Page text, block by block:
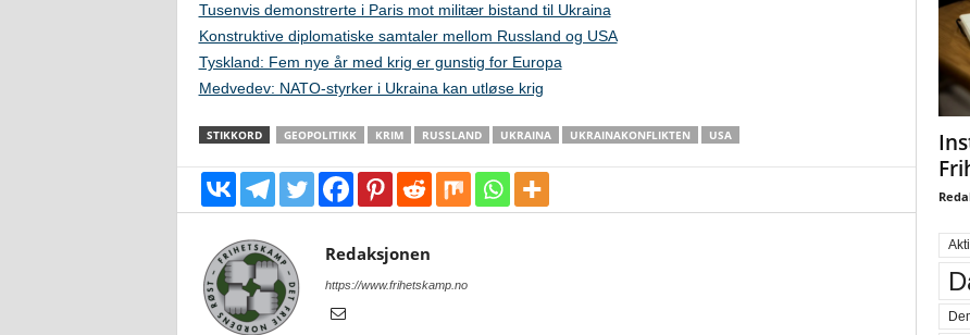
Tusenvis demonstrerte i Paris mot militær bistand til Ukraina
Konstruktive diplomatiske samtaler mellom Russland og USA
Tyskland: Fem nye år med krig er gunstig for Europa
Medvedev: NATO-styrker i Ukraina kan utløse krig
STIKKORD GEOPOLITIKK KRIM RUSSLAND UKRAINA UKRAINAKONFLIKTEN USA
Redaksjonen
https://www.frihetskamp.no